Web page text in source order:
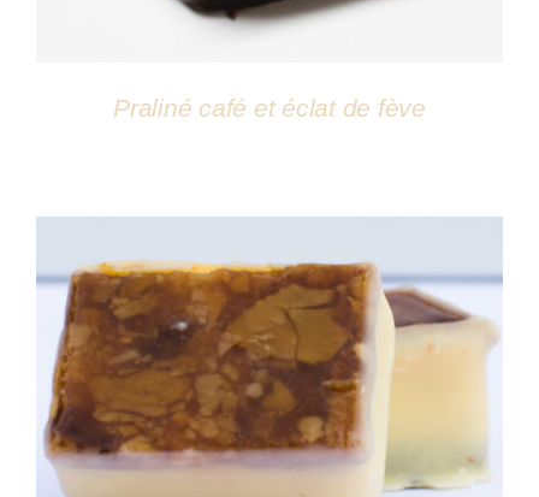
Praliné café et éclat de fève
DÉTAILS